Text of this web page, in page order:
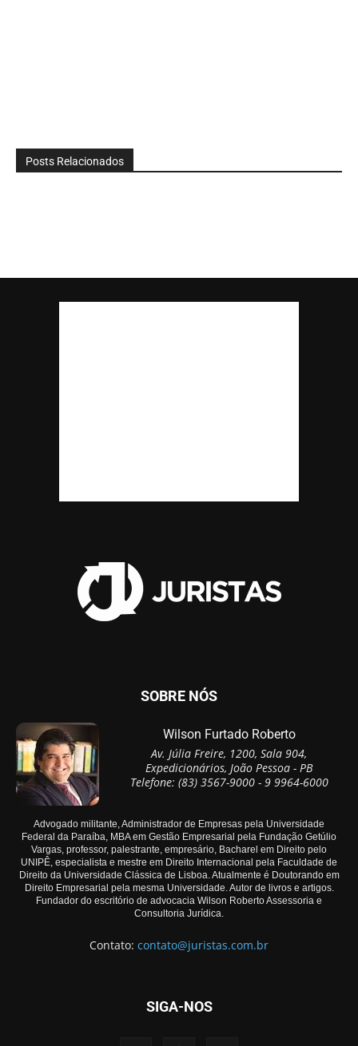
Posts Relacionados
SOBRE NÓS
Wilson Furtado Roberto
Av. Júlia Freire, 1200, Sala 904,
Expedicionários, João Pessoa - PB
Telefone: (83) 3567-9000 - 9 9964-6000
Advogado militante, Administrador de Empresas pela Universidade
Federal da Paraíba, MBA em Gestão Empresarial pela Fundação Getúlio
Vargas, professor, palestrante, empresário, Bacharel em Direito pelo
UNIPÊ, especialista e mestre em Direito Internacional pela Faculdade de
Direito da Universidade Clássica de Lisboa. Atualmente é Doutorando em
Direito Empresarial pela mesma Universidade. Autor de livros e artigos.
Fundador do escritório de advocacia Wilson Roberto Assessoria e
Consultoria Jurídica.
Contato: contato@juristas.com.br
SIGA-NOS